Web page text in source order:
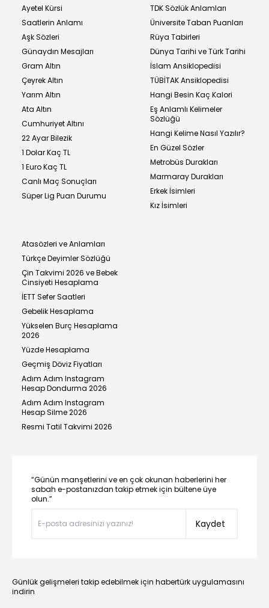
Ayetel Kürsi
Saatlerin Anlamı
Aşk Sözleri
Günaydın Mesajları
Gram Altın
Çeyrek Altın
Yarım Altın
Ata Altın
Cumhuriyet Altını
22 Ayar Bilezik
1 Dolar Kaç TL
1 Euro Kaç TL
Canlı Maç Sonuçları
Süper Lig Puan Durumu
TDK Sözlük Anlamları
Üniversite Taban Puanları
Rüya Tabirleri
Dünya Tarihi ve Türk Tarihi
İslam Ansiklopedisi
TÜBİTAK Ansiklopedisi
Hangi Besin Kaç Kalori
Eş Anlamlı Kelimeler
Sözlüğü
Hangi Kelime Nasıl Yazılır?
En Güzel Sözler
Metrobüs Durakları
Marmaray Durakları
Erkek İsimleri
Kız İsimleri
Atasözleri ve Anlamları
Türkçe Deyimler Sözlüğü
Çin Takvimi 2026 ve Bebek
Cinsiyeti Hesaplama
İETT Sefer Saatleri
Gebelik Hesaplama
Yükselen Burç Hesaplama
2026
Yüzde Hesaplama
Geçmiş Döviz Fiyatları
Adım Adım Instagram
Hesap Dondurma 2026
Adım Adım Instagram
Hesap Silme 2026
Resmi Tatil Takvimi 2026
“Günün manşetlerini ve en çok okunan haberlerini her
sabah e-postanızdan takip etmek için bültene üye
olun.”
Kaydet
Günlük gelişmeleri takip edebilmek için habertürk uygulamasını
indirin